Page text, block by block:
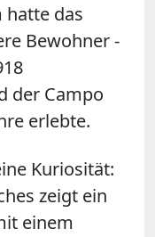
hatte das
Bewohner -
der Campo
erlebte.
Kuriosität:
zeigt ein
einem